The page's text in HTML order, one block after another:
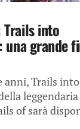
Trails into
una grande
anni, Trails into
leggendaria
of sarà